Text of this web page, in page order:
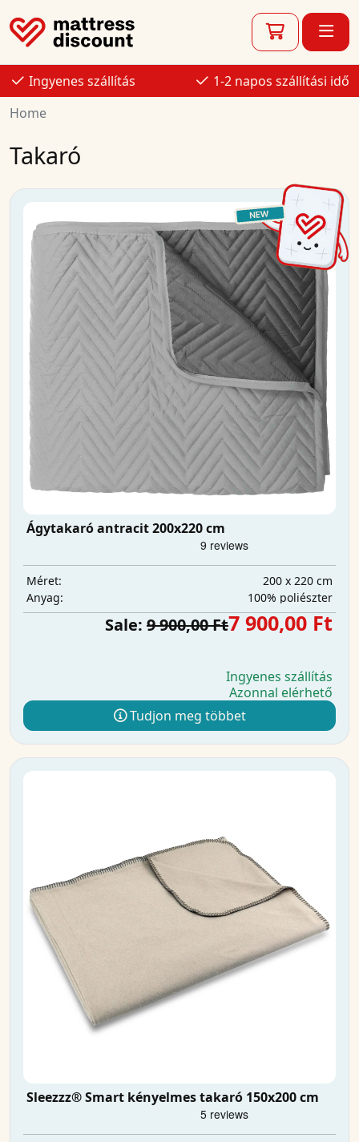
Ingyenes szállítás
1-2 napos szállítási idő
Home
Takaró
Ágytakaró antracit 200x220 cm
Méret:
200 x 220 cm
Anyag:
100% poliészter
Sale: 9 900,00 Ft7 900,00 Ft
Ingyenes szállítás
Azonnal elérhető
Tudjon meg többet
Sleezzz® Smart kényelmes takaró 150x200 cm